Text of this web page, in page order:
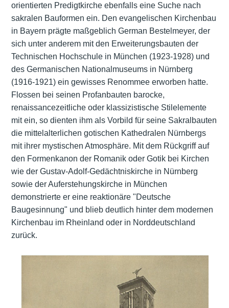
orientierten Predigtkirche ebenfalls eine Suche nach
sakralen Bauformen ein. Den evangelischen Kirchenbau
in Bayern prägte maßgeblich German Bestelmeyer, der
sich unter anderem mit den Erweiterungsbauten der
Technischen Hochschule in München (1923-1928) und
des Germanischen Nationalmuseums in Nürnberg
(1916-1921) ein gewisses Renommee erworben hatte.
Flossen bei seinen Profanbauten barocke,
renaissancezeitliche oder klassizistische Stilelemente
mit ein, so dienten ihm als Vorbild für seine Sakralbauten
die mittelalterlichen gotischen Kathedralen Nürnbergs
mit ihrer mystischen Atmosphäre. Mit dem Rückgriff auf
den Formenkanon der Romanik oder Gotik bei Kirchen
wie der Gustav-Adolf-Gedächtniskirche in Nürnberg
sowie der Auferstehungskirche in München
demonstrierte er eine reaktionäre "Deutsche
Baugesinnung" und blieb deutlich hinter dem modernen
Kirchenbau im Rheinland oder in Norddeutschland
zurück.